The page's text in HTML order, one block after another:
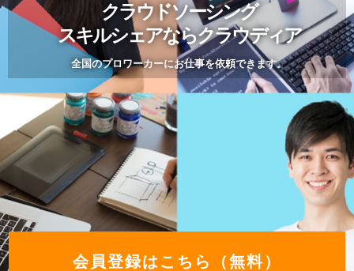
クラウドソーシング
スキルシェアならクラウディア
全国のプロワーカーにお仕事を依頼できます。
会員登録はこちら（無料）